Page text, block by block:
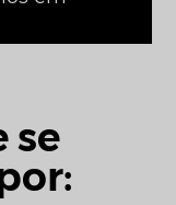
se